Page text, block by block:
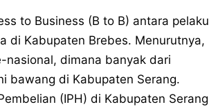
to Business (B to B) antara pelaku
di Kabupaten Brebes. Menurutnya,
nasional, dimana banyak dari
bawang di Kabupaten Serang.
(IPH) di Kabupaten Serang